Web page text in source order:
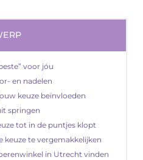
voor jóu
en nadelen
keuze beïnvloeden
springen
tot in de puntjes klopt
keuze te vergemakkelijken
in Utrecht vinden